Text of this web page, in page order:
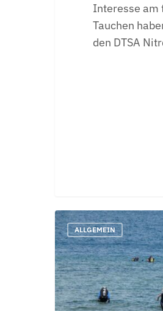
Interesse am
Tauchen
den DTSA
VDST
AK
Problemlösungen
beim
Tauchen,
CMAS
ALLGEMEIN